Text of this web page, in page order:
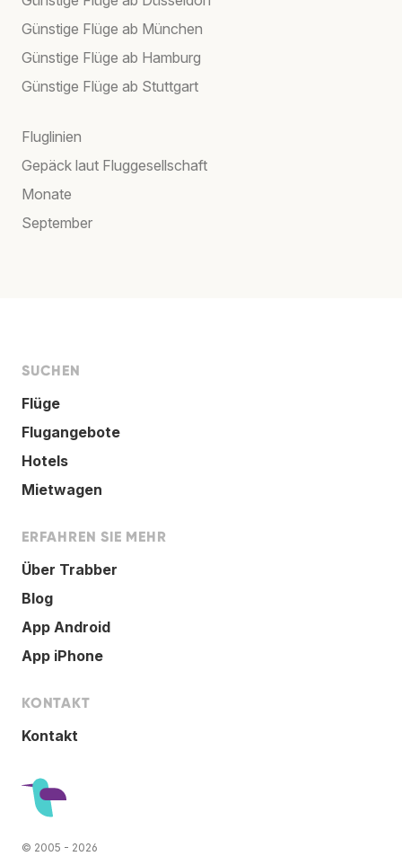
Günstige Flüge ab München
Günstige Flüge ab Hamburg
Günstige Flüge ab Stuttgart
Fluglinien
Gepäck laut Fluggesellschaft
Monate
September
SUCHEN
Flüge
Flugangebote
Hotels
Mietwagen
ERFAHREN SIE MEHR
Über Trabber
Blog
App Android
App iPhone
KONTAKT
Kontakt
© 2005 - 2026